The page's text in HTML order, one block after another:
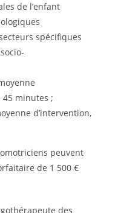
de l’enfant
spécifiques
45 minutes ;
d’intervention,
peuvent
de 1 500 €
des